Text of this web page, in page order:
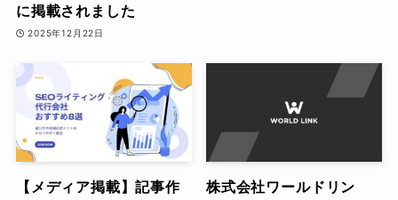
に掲載されました
2025年12月22日
【メディア掲載】記事作
株式会社ワールドリン